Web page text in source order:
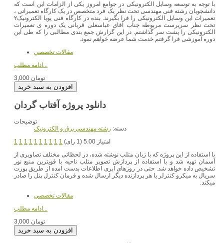
با توجه به توسعه وسایل الکترونیکی در جوامع امروز یکی از الزامات این است که
دانشجویان رشته فنی مهندسی تحت نظر یک فرد متخصص در یک کارگاه تعمیراتی ،
تعمیرات این وسایل الکترونیکی را فرا بگیرند. بنده در کارگاه فنی پویا الکترونیک۲
تحت نظر سرپرست مربوطه جناب آقای عباسعلی قربانی یک دوره ی تعمیرات
الکترونیکی را پشت سر گذاشتم. در این گزارش جمع بندی مطالبی را که طی این
دوره آموزشی فرا گرفتم خدمت شما عرضه خواهم نمود.
مقالات تخصصي
ادامه مطلب...
3,000 تومان
دانلود پروژه آفتاب گردان
توضیحات
دسته: رشته مهندسي برق و الکترونيک
1 1 1 1 1 1 1 1 1 1
امتیاز 5.00 (1 رای)
با استفاده از این پروژه که با زبان متلب نوشته شده، در لحظاتی مختلف تصاویری از
آسمان تهیه شد و با استفاده از پردازش تصویر متلب ناحیه با قویترین منبع نور
تشخیص داده خواهد شد. حتی در روزهای ابری اطلاعات بدست امده از طریق پورت
سریال به میکرو کنترلر یا هر پردازنده دیگر ارسال شده و فرمان کنترل پنل را صادر
میکند.
مقالات تخصصي
ادامه مطلب...
3,000 تومان